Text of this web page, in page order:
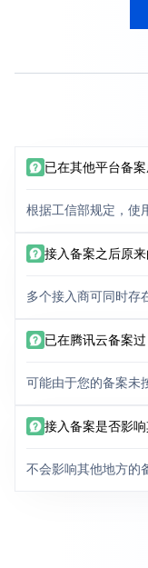
已在其他平台备
根据工信部规定，使
接入备案之后原
多个接入商可同时存
已在腾讯云备案
可能由于您的备案未
接入备案是否影
不会影响其他地方的